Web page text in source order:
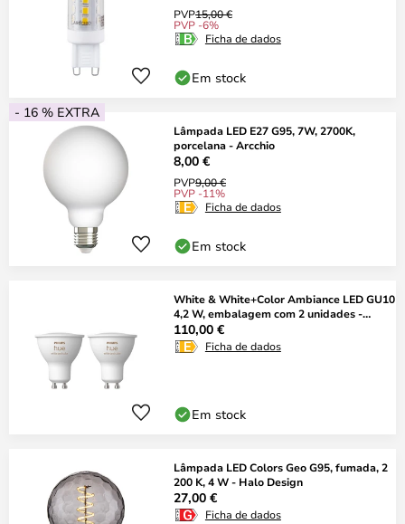
PVP15,00 €
PVP -6%
Ficha de dados
Em stock
- 16 % EXTRA
Lâmpada LED E27 G95, 7W, 2700K,
porcelana - Arcchio
8,00 €
PVP9,00 €
PVP -11%
Ficha de dados
Em stock
White & White+Color Ambiance LED GU10
4,2 W, embalagem com 2 unidades -
Philips
110,00 €
Ficha de dados
Em stock
Lâmpada LED Colors Geo G95, fumada, 2
200 K, 4 W - Halo Design
27,00 €
Ficha de dados